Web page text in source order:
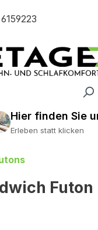
Erleben statt klicken
Futon